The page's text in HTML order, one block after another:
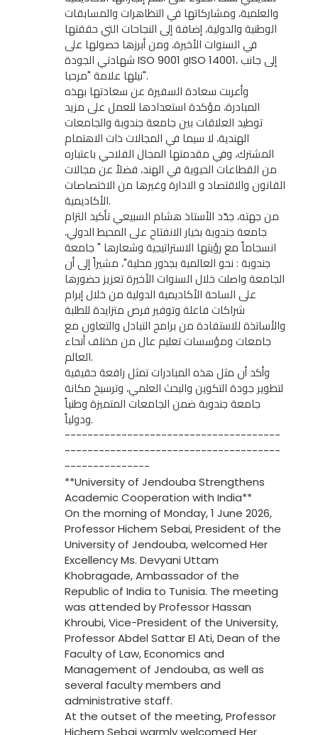
والعلمية، ومشاركاتها في التظاهرات والمسابقات
الوطنية والدولية، إضافة إلى النجاحات التي حققتها
في السنوات الأخيرة، ومن أبرزها حصولها على
شهادتي الجودة ISO 9001 وISO 14001، إلى جانب
نيلها علامة "مرحبا".
وأعربت سعادة السفيرة عن سعادتها بهذه
المبادرة، مؤكدة استعدادها للعمل على مزيد
توطيد العلاقات بين جامعة جندوبة والجامعات
الهندية، لا سيما في المجالات ذات الاهتمام
المشترك، وفي مقدمتها المجال الفلاحي باعتباره
من القطاعات الحيوية في الهند، فضلاً عن مجالات
القانون والاقتصاد و الادارة وغيرها من الاختصاصات
الأكاديمية.
من جهته، جدّد الأستاذ هشام السبيعي تأكيد التزام
جامعة جندوبة بخيار الانفتاح على المحيط الدولي،
انسجاماً مع رؤيتها الاستراتيجية وشعارها " جامعة
جندوبة : نحو العالمية بجذور محلية"، مشيراً إلى أن
الجامعة واصلت خلال السنوات الأخيرة تعزيز حضورها
على الساحة الأكاديمية الدولية من خلال إبرام
شراكات فاعلة وتوفير فرص متزايدة للطلبة
والأساتذة للاستفادة من برامج التبادل والتعاون مع
جامعات ومؤسسات تعليم عال من مختلف أنحاء
العالم.
وأكد أن مثل هذه المبادرات تمثل رافعة حقيقية
لتطوير جودة التكوين والبحث العلمي، وترسيخ مكانة
جامعة جندوبة ضمن الجامعات المتميزة وطنياً
ودولياً.
--------------------------------------
--------------------------------------
---------------
**University of Jendouba Strengthens
Academic Cooperation with India**
On the morning of Monday, 1 June 2026,
Professor Hichem Sebai, President of the
University of Jendouba, welcomed Her
Excellency Ms. Devyani Uttam
Khobragade, Ambassador of the
Republic of India to Tunisia. The meeting
was attended by Professor Hassan
Khroubi, Vice-President of the University,
Professor Abdel Sattar El Ati, Dean of the
Faculty of Law, Economics and
Management of Jendouba, as well as
several faculty members and
administrative staff.
At the outset of the meeting, Professor
Hichem Sebai warmly welcomed Her